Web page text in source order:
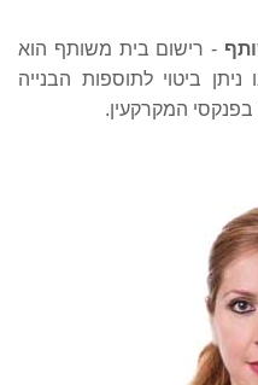
- רישום בית משותף הוא
ביטוי לתוספות הבנייה
בפנקסי המקרקעין.